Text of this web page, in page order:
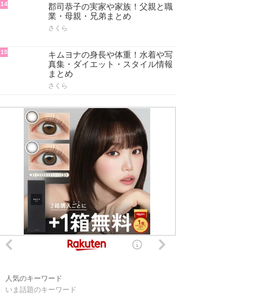
14
郡司恭子の実家や家族！父親と職
業・母親・兄弟まとめ
さくら
15
キムヨナの身長や体重！水着や写
真集・ダイエット・スタイル情報
まとめ
さくら
人気のキーワード
いま話題のキーワード